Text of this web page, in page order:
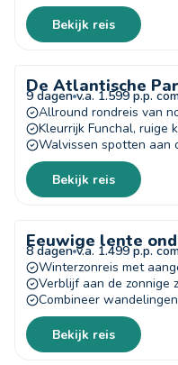
Bekijk reis
De Atlantische
9 dagen v.a. 1.599 p.p.
Allround rondreis van
Kleurrijk Funchal, ruige
Walvissen spotten aan
Bekijk reis
Eeuwige lente
8 dagen v.a. 1.499 p.p.
Winterzonreis met
Verblijf aan de zonnige
Combineer
Bekijk reis